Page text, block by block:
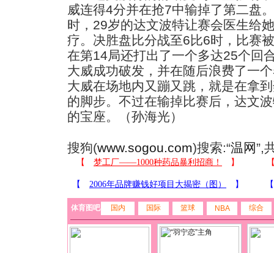
威连得4分并在抢7中输掉了第二盘
时，29岁的达文波特让赛会医生给
疗。决胜盘比分战至6比6时，比赛
在第14局还打出了一个多达25个回
大威成功破发，并在随后浪费了一
大威在场地内又蹦又跳，就是在拿
的脚步。不过在输掉比赛后，达文
的宝座。（孙海光）
搜狗(www.sogou.com)搜索:“温网”,
体育图吧 国内 国际 篮球 NBA 综合